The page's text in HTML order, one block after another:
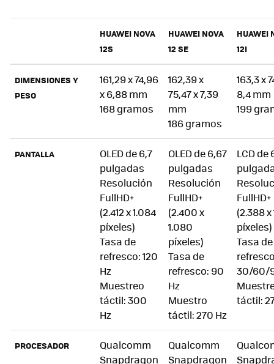
HUAWEI NOVA
12S
HUAWEI NOVA
12 SE
HUAWEI
12I
DIMENSIONES Y
PESO
161,29 x 74,96
x 6,88 mm
168 gramos
162,39 x
75,47 x 7,39
mm
186 gramos
163,3 x
8,4 mm
199
PANTALLA
OLED de 6,7
pulgadas
Resolución
FullHD+
(2.412 x 1.084
píxeles)
Tasa de
refresco: 120
Hz
Muestreo
táctil: 300
Hz
OLED de 6,67
pulgadas
Resolución
FullHD+
(2.400 x
1.080
píxeles)
Tasa de
refresco: 90
Hz
Muestro
táctil: 270 Hz
LCD de
FullHD+
(2.388
píxeles)
Tasa de
30/60/
táctil:
PROCESADOR
Qualcomm
Snapdragon
Qualcomm
Snapdragon